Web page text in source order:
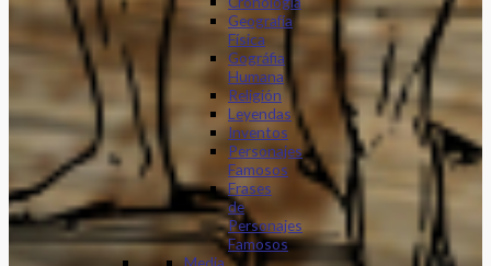
Geografía
Física
Gográfia
Humana
Religión
Leyendas
Inventos
Personajes
Famosos
Frases
de
Personajes
Famosos
Media